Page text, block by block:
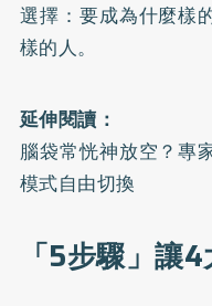
選擇：要成為什麼樣
樣的人。
延伸閱讀：
腦袋常恍神放空？專
模式自由切換
「5步驟」讓